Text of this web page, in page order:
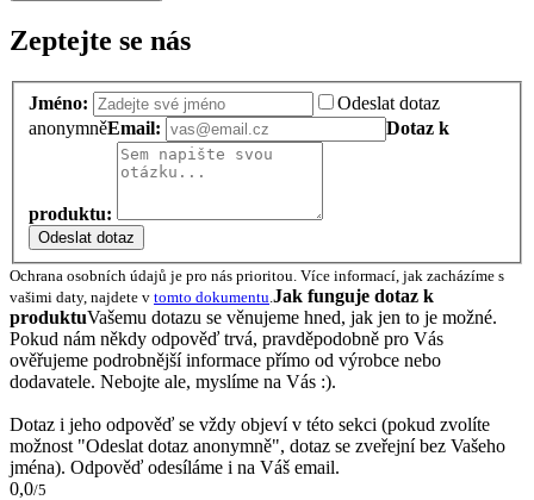
Zeptejte se nás
Jméno:
Odeslat dotaz
anonymněEmail: Dotaz k
produktu:
Odeslat dotaz
Ochrana osobních údajů je pro nás prioritou. Více informací, jak zacházíme s
vašimi daty, najdete v tomto dokumentu Jak funguje dotaz k
produktuVašemu dotazu se věnujeme hned, jak jen to je možné.
Pokud nám někdy odpověď trvá, pravděpodobně pro Vás
ověřujeme podrobnější informace přímo od výrobce nebo
dodavatele. Nebojte ale, myslíme na Vás :).
Dotaz i jeho odpověď se vždy objeví v této sekci (pokud zvolíte
možnost "Odeslat dotaz anonymně", dotaz se zveřejní bez Vašeho
jména). Odpověď odesíláme i na Váš email.
0,0/5